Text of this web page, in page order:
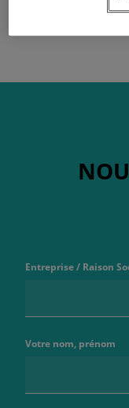
Entreprise / Raison
Votre nom, prénom